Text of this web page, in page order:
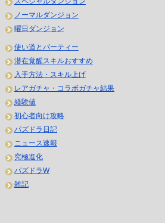
ノーマルダンジョン
曜日ダンジョン
使い道とパーティー
潜在覚醒スキルおすすめ
入手方法・スキル上げ
レアガチャ・コラボガチャ結果
経験値
初心者向け攻略
パズドラ日記
ニュース速報
究極進化
パズドラW
雑記